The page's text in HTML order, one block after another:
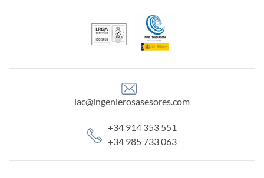
iac@ingenierosasesores.com
+34 914 353 551
+34 985 733 063